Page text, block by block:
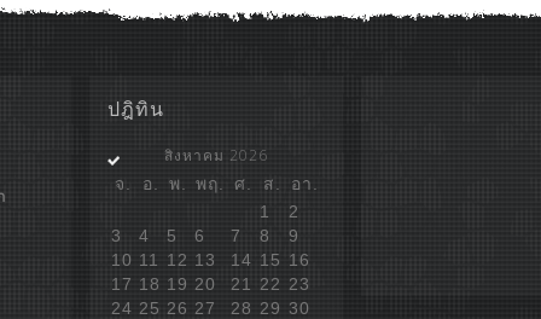
ปฎิทิน
สิงหาคม 2026
จ. อ. พ. พฤ. ศ. ส.
อา.
1
2
3
4 5 6 7 8
9
10 11 12 13 14 15 16
17 18 19 20 21 22 23
24 25 26 27 28 29 30